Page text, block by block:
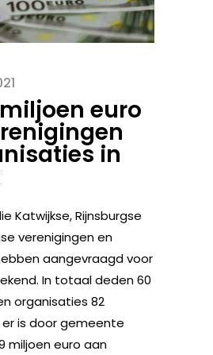
euro
in
Katwijkse, Rijnsburgse
verenigingen en
aangevraagd voor
In totaal deden 60
organisaties 82
is door gemeente
miljoen euro aan